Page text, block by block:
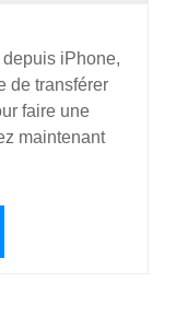
iPhone,
de transférer
faire une
maintenant